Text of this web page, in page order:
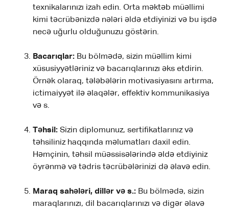
texnikalarınızı izah edin. Orta məktəb müəllimi
kimi təcrübənizdə nələri əldə etdiyinizi və bu işdə
necə uğurlu olduğunuzu göstərin.
Bacarıqlar: Bu bölmədə, sizin müəllim kimi
xüsusiyyətləriniz və bacarıqlarınızı əks etdirin.
Örnək olaraq, tələbələrin motivasiyasını artırma,
ictimaiyyət ilə əlaqələr, effektiv kommunikasiya
və s.
Təhsil: Sizin diplomunuz, sertifikatlarınız və
təhsiliniz haqqında məlumatları daxil edin.
Həmçinin, təhsil müəssisələrində əldə etdiyiniz
öyrənmə və tədris təcrübələrinizi də əlavə edin.
Maraq sahələri, dillər və s.: Bu bölmədə, sizin
maraqlarınızı, dil bacarıqlarınızı və digər əlavə